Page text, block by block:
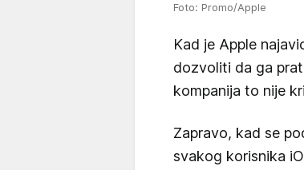
Foto: Promo/Apple
Kad je Apple
dozvoliti da ga
kompanija to nije
Zapravo, kad se
svakog korisnika